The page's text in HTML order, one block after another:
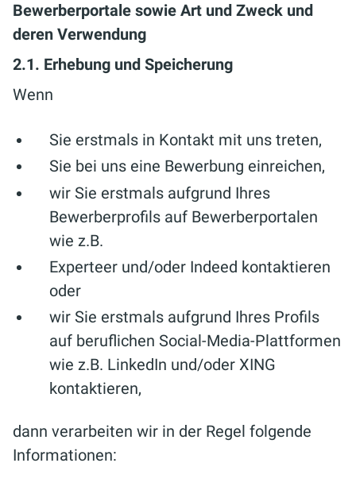
Bewerberportale sowie Art und Zweck und
deren Verwendung
2.1. Erhebung und Speicherung
Wenn
Sie erstmals in Kontakt mit uns treten,
Sie bei uns eine Bewerbung einreichen,
wir Sie erstmals aufgrund Ihres
Bewerberprofils auf Bewerberportalen
wie z.B.
Experteer und/oder Indeed kontaktieren
oder
wir Sie erstmals aufgrund Ihres Profils
auf beruflichen Social-Media-Plattformen
wie z.B. LinkedIn und/oder XING
kontaktieren,
dann verarbeiten wir in der Regel folgende
Informationen: